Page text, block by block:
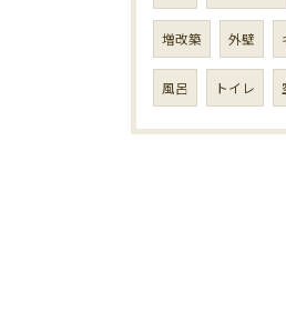
増改築 外壁
風呂 トイレ